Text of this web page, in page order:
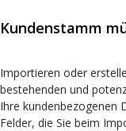
Kundenstamm
Importieren oder
bestehenden und
Ihre kundenbezogenen
Felder, die Sie beim